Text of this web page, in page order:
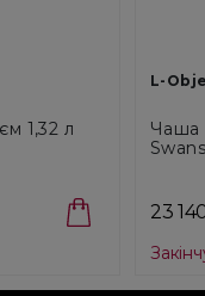
1,32 л
L-
Чаша
23